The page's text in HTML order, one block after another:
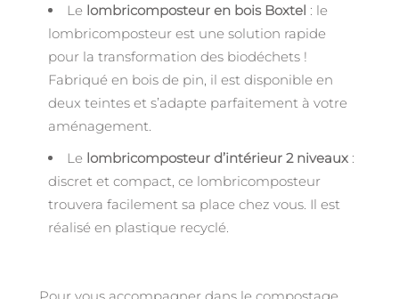
Le lombricomposteur en bois Boxtel : le
lombricomposteur est une solution rapide
pour la transformation des biodéchets !
Fabriqué en bois de pin, il est disponible en
deux teintes et s’adapte parfaitement à votre
aménagement.
Le lombricomposteur d’intérieur 2 niveaux :
discret et compact, ce lombricomposteur
trouvera facilement sa place chez vous. Il est
réalisé en plastique recyclé.
Pour vous accompagner dans le compostage